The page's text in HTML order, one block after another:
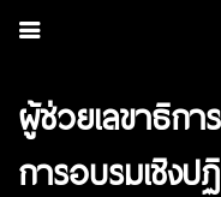
ผู้ช่วยเลขาธิก
การอบรมเชิง